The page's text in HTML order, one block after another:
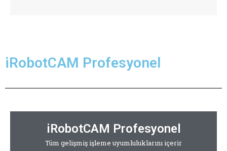
iRobotCAM Profesyonel
iRobotCAM Profesyonel
Tüm gelişmiş işleme uyumluluklarını içerir